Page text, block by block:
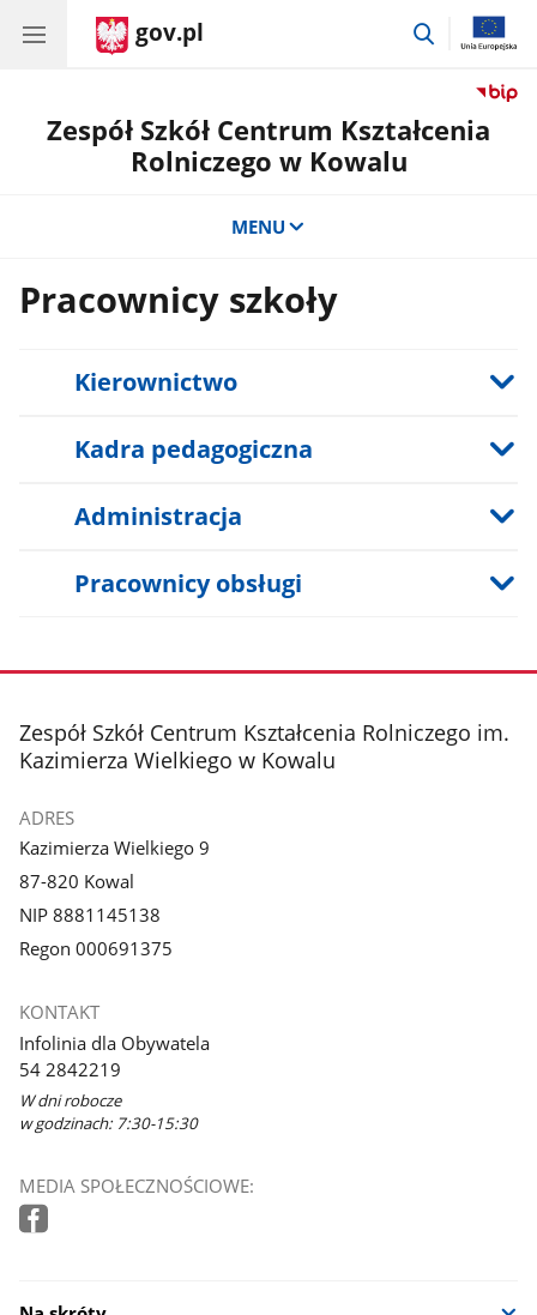
gov.pl
przejdź
Zespół Szkół Centrum Kształcenia
Rolniczego w Kowalu
MENU
Pracownicy szkoły
Kierownictwo
Kadra pedagogiczna
Administracja
Pracownicy obsługi
stopka
Zespół Szkół Centrum Kształcenia Rolniczego im.
Kazimierza Wielkiego w Kowalu
ADRES
Kazimierza Wielkiego 9
87-820 Kowal
NIP 8881145138
Regon 000691375
KONTAKT
Infolinia dla Obywatela
54 2842219
W dni robocze
w godzinach: 7:30-15:30
MEDIA SPOŁECZNOŚCIOWE: